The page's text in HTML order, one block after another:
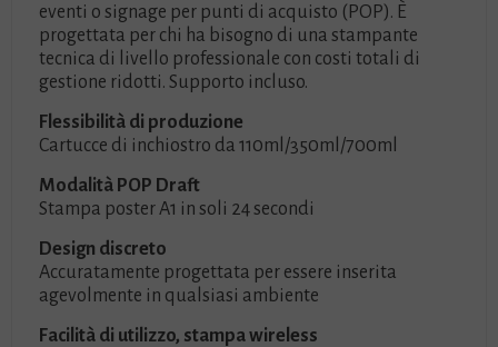
eventi o signage per punti di acquisto (POP). È
progettata per chi ha bisogno di una stampante
tecnica di livello professionale con costi totali di
gestione ridotti. Supporto incluso.
Flessibilità di produzione
Cartucce di inchiostro da 110ml/350ml/700ml
Modalità POP Draft
Stampa poster A1 in soli 24 secondi
Design discreto
Accuratamente progettata per essere inserita
agevolmente in qualsiasi ambiente
Facilità di utilizzo, stampa wireless